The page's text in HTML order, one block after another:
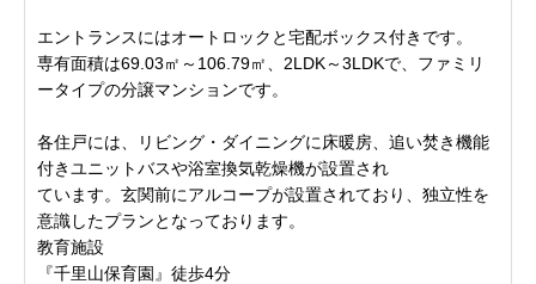
エントランスにはオートロックと宅配ボックス付きです。
専有面積は69.03㎡～106.79㎡、2LDK～3LDKで、ファミリ
ータイプの分譲マンションです。
各住戸には、リビング・ダイニングに床暖房、追い焚き機能
付きユニットバスや浴室換気乾燥機が設置され
ています。玄関前にアルコープが設置されており、独立性を
意識したプランとなっております。
教育施設
『千里山保育園』徒歩4分